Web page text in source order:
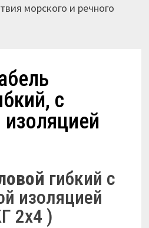
морского и речного
с
гибкий с
изоляцией
2х4 )